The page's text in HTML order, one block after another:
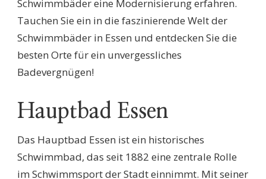
Schwimmbäder eine Modernisierung erfahren.
Tauchen Sie ein in die faszinierende Welt der
Schwimmbäder in Essen und entdecken Sie die
besten Orte für ein unvergessliches
Badevergnügen!
Hauptbad Essen
Das Hauptbad Essen ist ein historisches
Schwimmbad, das seit 1882 eine zentrale Rolle
im Schwimmsport der Stadt einnimmt. Mit seiner